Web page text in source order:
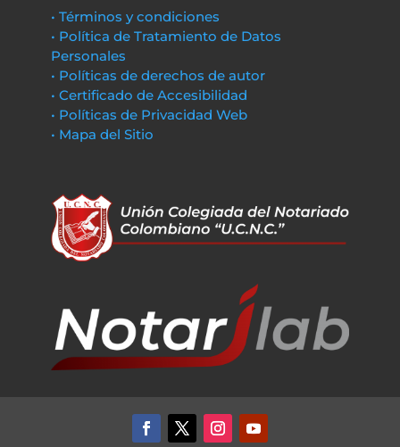
• Términos y condiciones
• Política de Tratamiento de Datos
Personales
• Políticas de derechos de autor
• Certificado de Accesibilidad
• Políticas de Privacidad Web
• Mapa del Sitio